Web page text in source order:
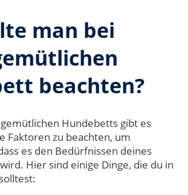
man bei
beachten?
Hundebetts gibt es
Faktoren zu beachten, um
es den Bedürfnissen deines
Hier sind einige Dinge, die du in